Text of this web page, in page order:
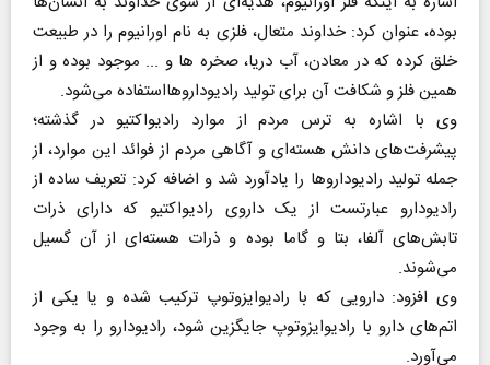
بوده، عنوان کرد: خداوند متعال، فلزی به نام اورانیوم را در طبیعت
خلق کرده که در معادن، آب دریا، صخره ها و ... موجود بوده و از
همین فلز و شکافت آن برای تولید رادیوداروهااستفاده می‌شود.
وی با اشاره به ترس مردم از موارد رادیواکتیو در گذشته؛
پیشرفت‌های دانش هسته‌ای و آگاهی مردم از فوائد این موارد، از
جمله تولید رادیوداروها را یادآورد شد و اضافه کرد: تعریف ساده از
رادیودارو عبارتست از یک داروی رادیواکتیو که دارای ذرات
تابش‌های آلفا، بتا و گاما بوده و ذرات هسته‌ای از آن گسیل
می‌شوند.
وی افزود: دارویی که با رادیوایزوتوپ ترکیب شده و یا یکی از
اتم‌های دارو با رادیوایزوتوپ جایگزین شود، رادیودارو را به وجود
می‌آورد.